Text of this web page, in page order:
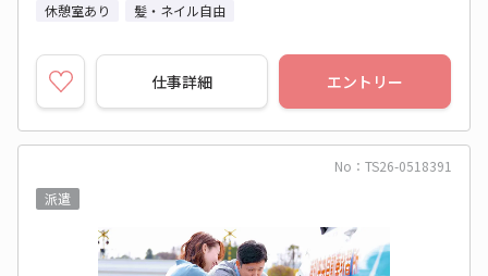
休憩室あり
髪・ネイル自由
仕事詳細 エントリー
No：TS26-0518391
派遣